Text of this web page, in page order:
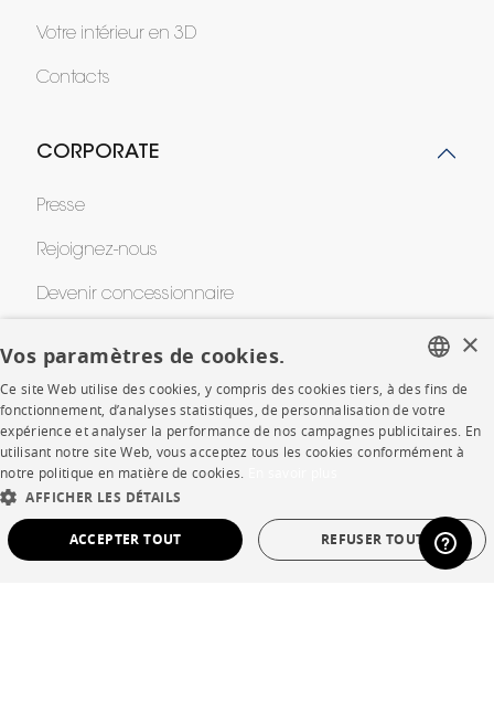
Votre intérieur en 3D
Contacts
CORPORATE
Presse
Rejoignez-nous
Devenir concessionnaire
SHOP
Points de vente
FRENCH
ENGLISH
SPANISH
×
Vos paramètres de cookies.
Ce site Web utilise des cookies, y compris des cookies tiers, à des fins de
fonctionnement, d’analyses statistiques, de personnalisation de votre
expérience et analyser la performance de nos campagnes publicitaires. En
utilisant notre site Web, vous acceptez tous les cookies conformément à
notre politique en matière de cookies.
AFFICHER LES DÉTAILS
ACCEPTER TOUT REFUSER TOUT